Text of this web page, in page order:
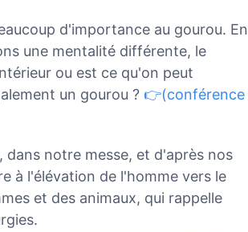
d'importance au gourou. En
une mentalité différente, le
ou est ce qu'on peut
un gourou ? 👉(conférence
notre messe, et d'après nos
à l'élévation de l'homme vers le
et des animaux, qui rappelle